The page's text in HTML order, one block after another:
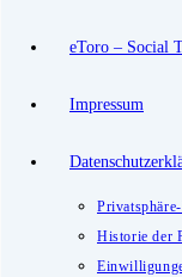
eToro – Social
Impressum
Historie der